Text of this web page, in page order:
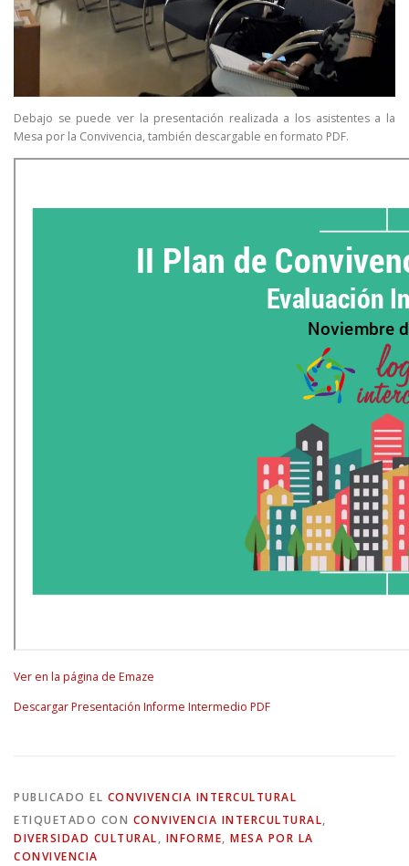
Debajo se puede ver la presentación realizada a los asistentes a la
Mesa por la Convivencia, también descargable en formato PDF.
Ver en la página de Emaze
Descargar Presentación Informe Intermedio PDF
PUBLICADO EL CONVIVENCIA INTERCULTURAL
ETIQUETADO CON CONVIVENCIA INTERCULTURAL,
DIVERSIDAD CULTURAL, INFORME, MESA POR LA
CONVIVENCIA